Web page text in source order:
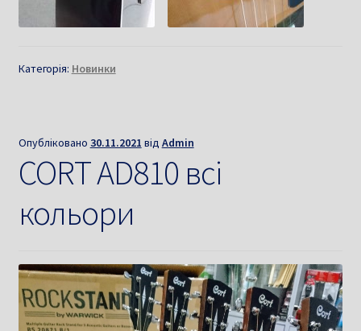
Категорія: Новинки
Опубліковано 30.11.2021 від Admin
CORT AD810 всі
кольори